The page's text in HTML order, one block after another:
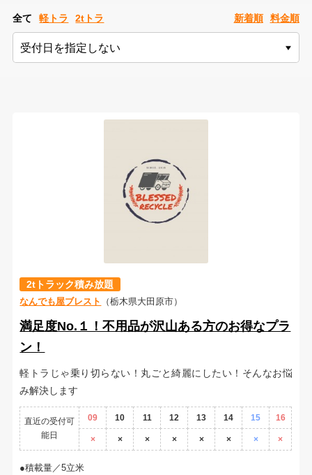
全て 軽トラ 2tトラ 新着順 料金順
2tトラック積み放題
なんでも屋ブレスト （栃木県大田原市）
満足度No.１！不用品が沢山ある方のお得なプラ
ン！
軽トラじゃ乗り切らない！丸ごと綺麗にしたい！そんなお悩
み解決します
直近の受付可
能日
09 10 11 12 13 14 15 16
× × × × × × × ×
積載量／5立米